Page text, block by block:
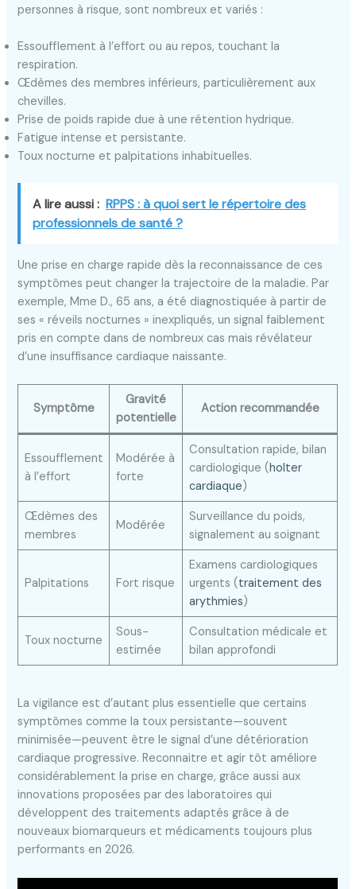
personnes à risque, sont nombreux et variés :
Essoufflement à l’effort ou au repos, touchant la
respiration.
Œdèmes des membres inférieurs, particulièrement aux
chevilles.
Prise de poids rapide due à une rétention hydrique.
Fatigue intense et persistante.
Toux nocturne et palpitations inhabituelles.
A lire aussi : RPPS : à quoi sert le répertoire des
professionnels de santé ?
Une prise en charge rapide dès la reconnaissance de ces
symptômes peut changer la trajectoire de la maladie. Par
exemple, Mme D., 65 ans, a été diagnostiquée à partir de
ses « réveils nocturnes » inexpliqués, un signal faiblement
pris en compte dans de nombreux cas mais révélateur
d’une insuffisance cardiaque naissante.
Symptôme
Gravité
potentielle
Action recommandée
Essoufflement
à l’effort
Modérée à
forte
Consultation rapide, bilan
cardiologique (holter
cardiaque)
Œdèmes des
membres
Modérée
Surveillance du poids,
signalement au soignant
Palpitations Fort risque
Examens cardiologiques
urgents (traitement des
arythmies)
Toux nocturne
Sous-
estimée
Consultation médicale et
bilan approfondi
La vigilance est d’autant plus essentielle que certains
symptômes comme la toux persistante—souvent
minimisée—peuvent être le signal d’une détérioration
cardiaque progressive. Reconnaitre et agir tôt améliore
considérablement la prise en charge, grâce aussi aux
innovations proposées par des laboratoires qui
développent des traitements adaptés grâce à de
nouveaux biomarqueurs et médicaments toujours plus
performants en 2026.